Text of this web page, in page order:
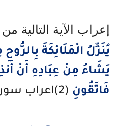
إعراب الآية التالية
يُنَزِّلُ الْمَلَائِكَةَ
يَشَاءُ مِنْ عِبَادِهِ أَنْ
فَاتَّقُونِ (2)اعراب سورة النحل